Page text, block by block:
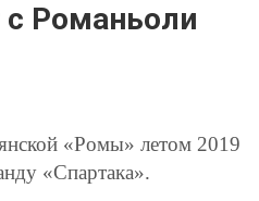
с Романьоли
«Ромы» летом 2019
«Спартака».